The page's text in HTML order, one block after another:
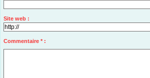
Site web :
Commentaire * :